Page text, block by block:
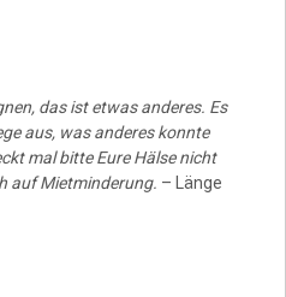
das ist etwas anderes. Es
aus, was anderes konnte
mal bitte Eure Hälse nicht
auf Mietminderung. – Länge